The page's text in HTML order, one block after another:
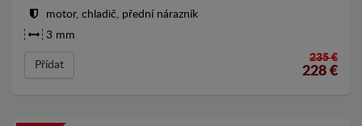
motor, chladič, přední nárazník
3 mm
Přídat
235 €
228 €